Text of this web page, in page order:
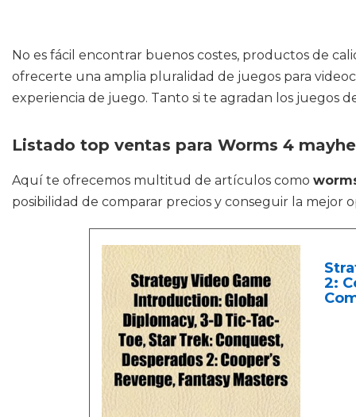
No es fácil encontrar buenos costes, productos de
ofrecerte una amplia pluralidad de juegos para
experiencia de juego. Tanto si te agradan los juegos
Listado top ventas para Worms 4
Aquí te ofrecemos multitud de artículos como
posibilidad de comparar precios y conseguir la mejor
2: